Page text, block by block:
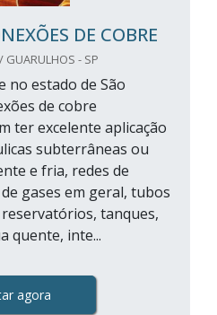
DE COBRE
GUARULHOS - SP
no estado de São
de cobre
ter excelente aplicação
subterrâneas ou
e fria, redes de
gases em geral, tubos
tanques,
quente, inte...
agora